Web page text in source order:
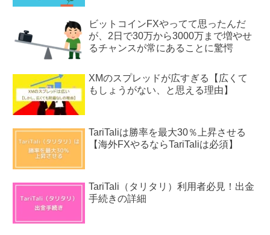
ビットコインFXやってて思ったんだ
が、2日で30万から3000万まで増やせ
るチャンスが常にあることに驚愕
XMのスプレッドが広すぎる【広くて
もしょうがない、と思える理由】
TariTaliは勝率を最大30％上昇させる
【海外FXやるならTariTaliは必須】
TariTali（タリタリ）利用者必見！出金
手続きの詳細